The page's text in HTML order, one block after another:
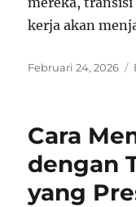
kerja akan
Posted
Februari 24, 2026
Cara
dengan
yang